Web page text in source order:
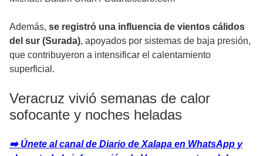
Además, se registró una influencia de vientos cálidos
del sur (Surada), apoyados por sistemas de baja presión,
que contribuyeron a intensificar el calentamiento
superficial.
Veracruz vivió semanas de calor
sofocante y noches heladas
➡️ Únete al canal de Diario de Xalapa en WhatsApp y